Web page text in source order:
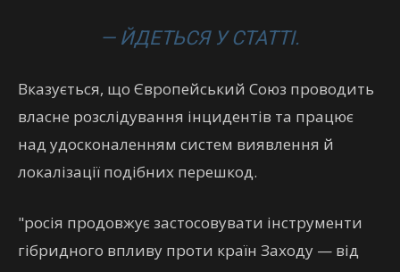
— ЙДЕТЬСЯ У СТАТТІ.
Вказується, що Європейський Союз проводить
власне розслідування інцидентів та працює
над удосконаленням систем виявлення й
локалізації подібних перешкод.
"росія продовжує застосовувати інструменти
гібридного впливу проти країн Заходу — від